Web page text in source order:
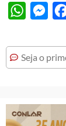
Seja o